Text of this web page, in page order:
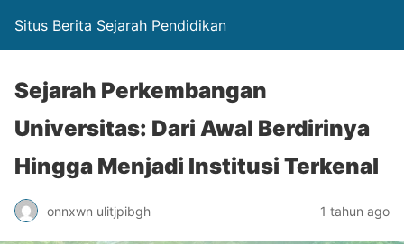
Situs Berita Sejarah Pendidikan
Sejarah Perkembangan
Universitas: Dari Awal Berdirinya
Hingga Menjadi Institusi Terkenal
onnxwn ulitjpibgh 1 tahun ago